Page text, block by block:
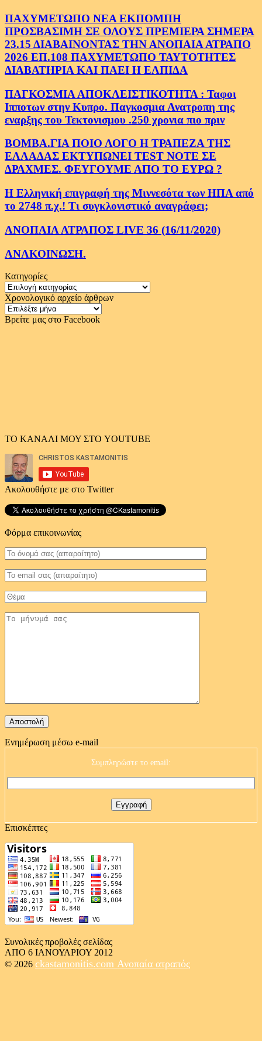
ΠΑΧΥΜΕΤΩΠΟ ΝΕΑ ΕΚΠΟΜΠΗ
ΠΡΟΣΒΑΣΙΜΗ ΣΕ ΟΛΟΥΣ ΠΡΕΜΙΕΡΑ ΣΗΜΕΡΑ
23.15 ΔΙΑΒΑΙΝΟΝΤΑΣ ΤΗΝ ΑΝΟΠΑΙΑ ΑΤΡΑΠΟ
2026 ΕΠ.108 ΠΑΧΥΜΕΤΩΠΟ ΤΑΥΤΟΤΗΤΕΣ
ΔΙΑΒΑΤΗΡΙΑ ΚΑΙ ΠΑΕΙ Η ΕΛΠΙΔΑ
ΠΑΓΚΟΣΜΙΑ ΑΠΟΚΛΕΙΣΤΙΚΟΤΗΤΑ : Ταφοι
Ιπποτων στην Κυπρο. Παγκοσμια Ανατροπη της
εναρξης του Τεκτονισμου .250 χρονια πιο πριν
ΒΟΜΒΑ.ΓΙΑ ΠΟΙΟ ΛΟΓΟ Η ΤΡΑΠΕΖΑ ΤΗΣ
ΕΛΛΑΔΑΣ ΕΚΤΥΠΩΝΕΙ TEST NOTE ΣΕ
ΔΡΑΧΜΕΣ. ΦΕΥΓΟΥΜΕ ΑΠΟ ΤΟ ΕΥΡΩ ?
Η Ελληνική επιγραφή της Μιννεσότα των ΗΠΑ από
το 2748 π.χ.! Τι συγκλονιστικό αναγράφει;
ΑΝΟΠΑΙΑ ΑΤΡΑΠΟΣ LIVE 36 (16/11/2020)
ΑΝΑΚΟΙΝΩΣΗ.
Κατηγορίες
Κατηγορίες
Χρονολογικό αρχείο άρθρων
Χρονολογικό
αρχείο
Βρείτε μας στο Facebook
ΤΟ ΚΑΝΑΛΙ ΜΟΥ ΣΤΟ YOUTUBE
Ακολουθήστε με στο Twitter
Φόρμα επικοινωνίας
Ενημέρωση μέσω e-mail
Συμπληρώστε το email:
Επισκέπτες
Συνολικές προβολές σελίδας
ΑΠΟ 6 ΙΑΝΟΥΑΡΙΟΥ 2012
© 2026 ckastamonitis.com Ανοπαία ατραπός